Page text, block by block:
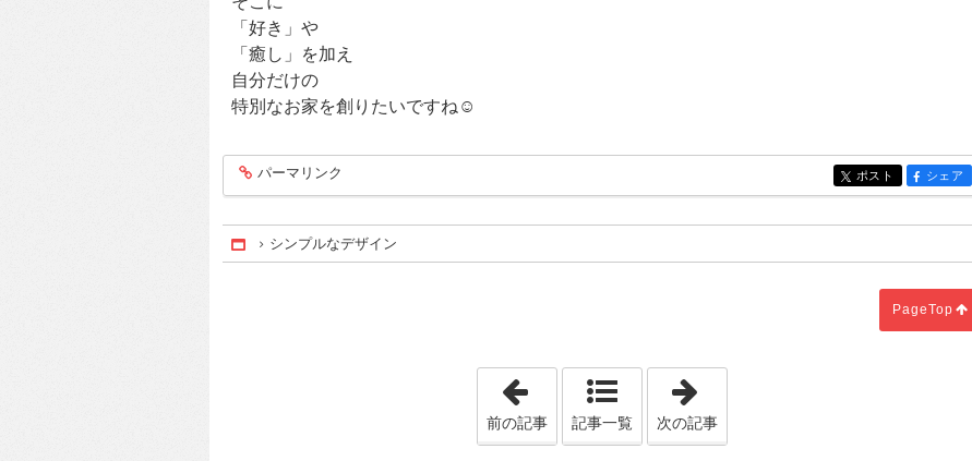
「好き」や
「癒し」を加え
自分だけの
特別なお家を創りたいですね☺
entry245
パーマリンク entry245
ポスト entry245
シェア
Home
シンプルなデザイン
PageTop
「際立つ照明」
前の記事 記事一覧 次の記事